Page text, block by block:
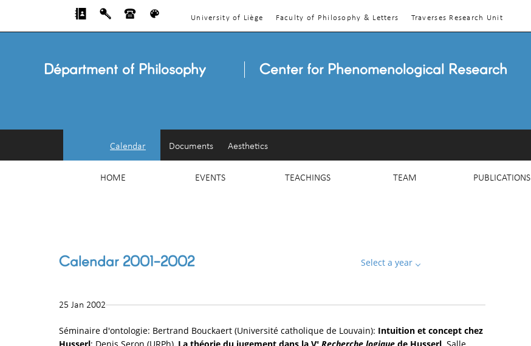
University of Liège Faculty of Philosophy & Letters Traverses Research Unit
Départment of Philosophy Center for Phenomenological Research
Calendar Documents Aesthetics
HOME EVENTS TEACHINGS TEAM PUBLICATIONS
Select a year
Calendar 2001-2002
25 Jan 2002
Séminaire d'ontologie: Bertrand Bouckaert (Université catholique de Louvain): Intuition et concept chez
e